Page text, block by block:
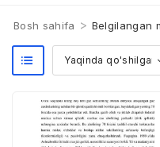
Bosh sahifa > Belgilangan